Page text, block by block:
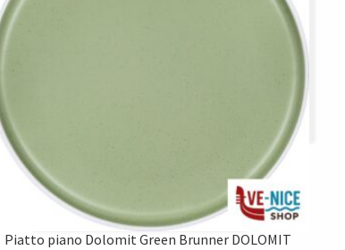
Piatto piano Dolomit Green Brunner DOLOMIT